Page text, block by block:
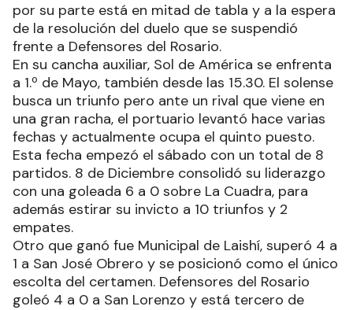
por su parte está en mitad de tabla y a la espera
de la resolución del duelo que se suspendió
frente a Defensores del Rosario.
En su cancha auxiliar, Sol de América se enfrenta
a 1.º de Mayo, también desde las 15.30. El solense
busca un triunfo pero ante un rival que viene en
una gran racha, el portuario levantó hace varias
fechas y actualmente ocupa el quinto puesto.
Esta fecha empezó el sábado con un total de 8
partidos. 8 de Diciembre consolidó su liderazgo
con una goleada 6 a 0 sobre La Cuadra, para
además estirar su invicto a 10 triunfos y 2
empates.
Otro que ganó fue Municipal de Laishí, superó 4 a
1 a San José Obrero y se posicionó como el único
escolta del certamen. Defensores del Rosario
goleó 4 a 0 a San Lorenzo y está tercero de